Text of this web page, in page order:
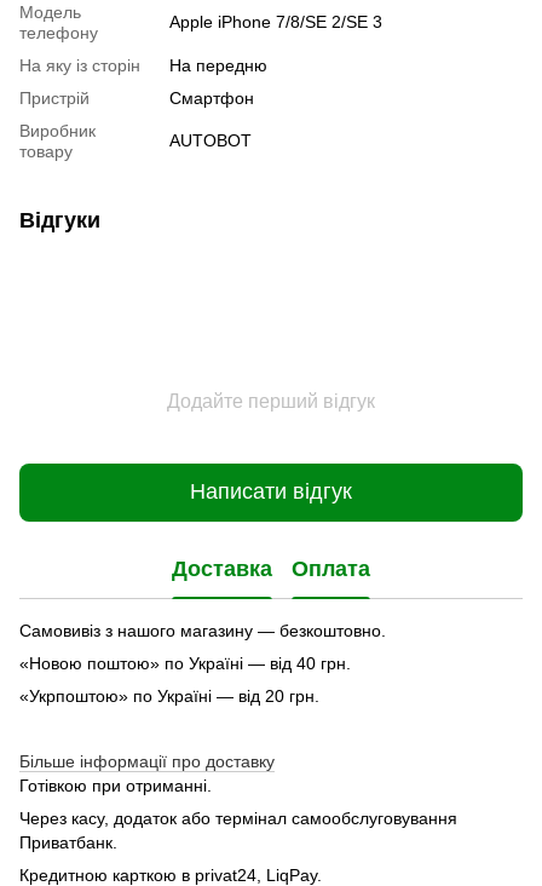
Модель
телефону
Apple iPhone 7/8/SE 2/SE 3
На яку із сторін
На передню
Пристрiй
Смартфон
Виробник
товару
AUTOBOT
Відгуки
Додайте перший відгук
Написати відгук
Доставка Оплата
Самовивіз з нашого магазину — безкоштовно.
«Новою поштою» по Україні — від 40 грн.
«Укрпоштою» по Україні — від 20 грн.
Більше інформації про доставку
Готівкою при отриманні.
Через касу, додаток або термінал самообслуговування
Приватбанк.
Кредитною карткою в privat24, LiqPay.